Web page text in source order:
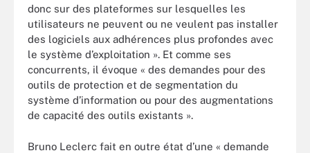
donc sur des plateformes sur lesquelles les
utilisateurs ne peuvent ou ne veulent pas installer
des logiciels aux adhérences plus profondes avec
le système d’exploitation ». Et comme ses
concurrents, il évoque « des demandes pour des
outils de protection et de segmentation du
système d’information ou pour des augmentations
de capacité des outils existants ».
Bruno Leclerc fait en outre état d’une « demande